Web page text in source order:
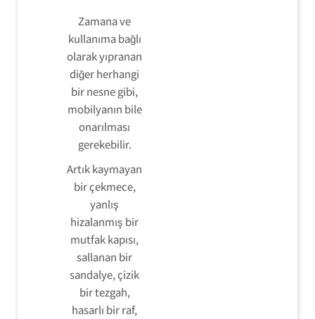
Zamana ve
kullanıma bağlı
olarak yıpranan
diğer herhangi
bir nesne gibi,
mobilyanın bile
onarılması
gerekebilir.
Artık kaymayan
bir çekmece,
yanlış
hizalanmış bir
mutfak kapısı,
sallanan bir
sandalye, çizik
bir tezgah,
hasarlı bir raf,